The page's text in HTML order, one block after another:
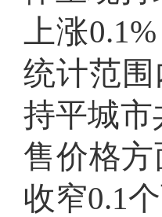
上涨
统计范
持平城市
售价格
收窄0.1